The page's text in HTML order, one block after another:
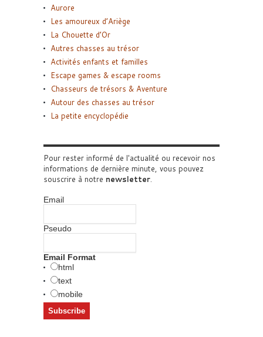
Aurore
Les amoureux d’Ariège
La Chouette d’Or
Autres chasses au trésor
Activités enfants et familles
Escape games & escape rooms
Chasseurs de trésors & Aventure
Autour des chasses au trésor
La petite encyclopédie
Pour rester informé de l'actualité ou recevoir nos
informations de dernière minute, vous pouvez
souscrire à notre newsletter.
Email
Pseudo
Email Format
html
text
mobile